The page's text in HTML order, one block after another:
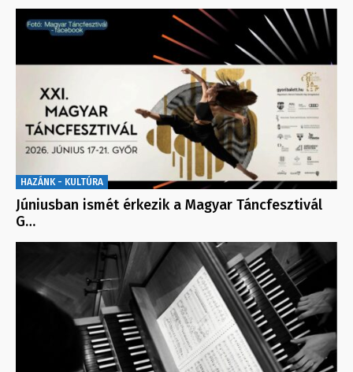
HAZÁNK - KULTÚRA
Júniusban ismét érkezik a Magyar Táncfesztivál
G…